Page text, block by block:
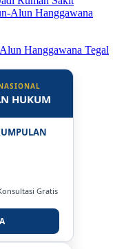
Hanggawana Tegal
HUKUM
Gratis